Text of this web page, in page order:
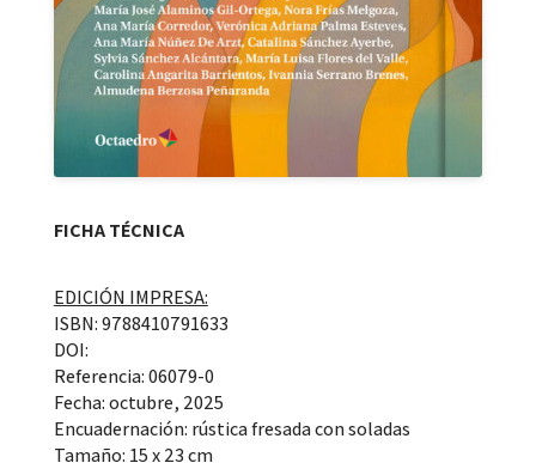
FICHA TÉCNICA
EDICIÓN IMPRESA:
ISBN: 9788410791633
DOI:
Referencia: 06079-0
Fecha: octubre, 2025
Encuadernación: rústica fresada con soladas
Tamaño: 15 x 23 cm